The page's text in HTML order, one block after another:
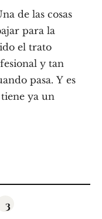
de las cosas
para la
el trato
y tan
pasa. Y es
ya un
3